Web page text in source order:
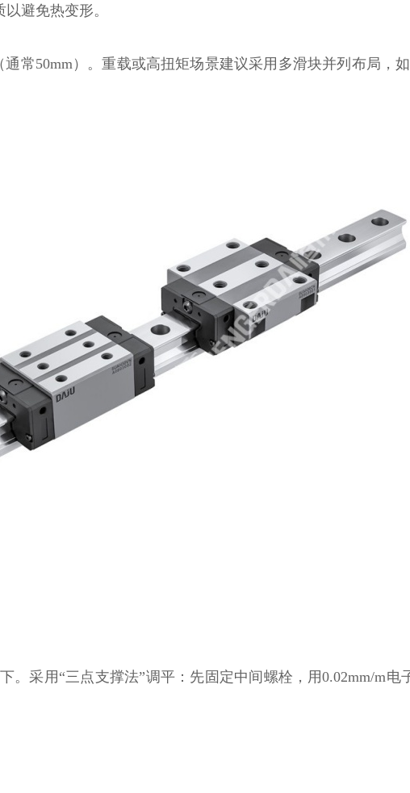
避免热变形。
常50mm）。重载或高扭矩场景建议采用多滑块并列布局，
。采用“三点支撑法”调平：先固定中间螺栓，用0.02mm/m电